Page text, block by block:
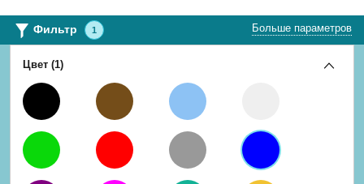
Фильтр 1 Больше параметров
Цвет (1)